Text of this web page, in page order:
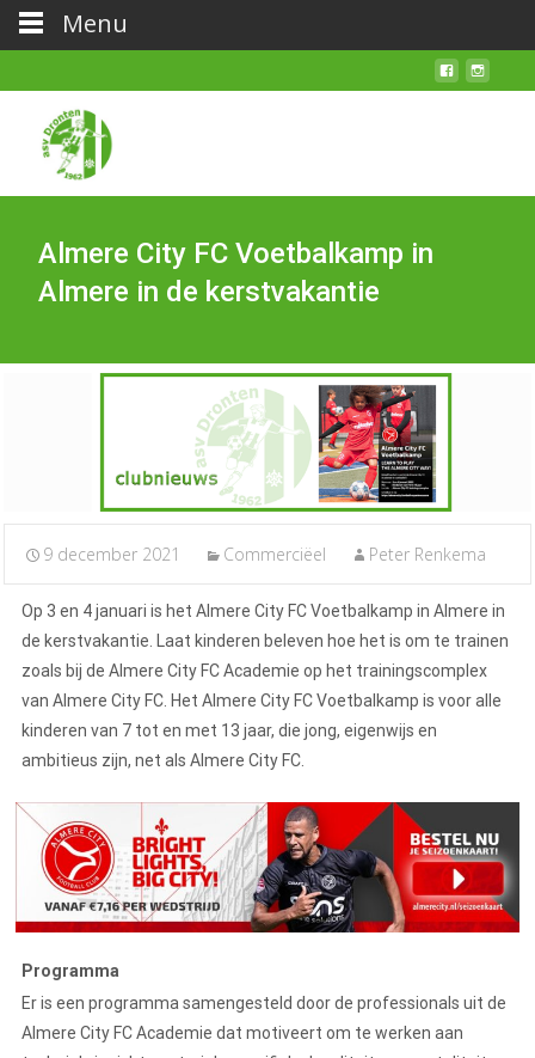
Almere City FC Voetbalkamp in
Almere in de kerstvakantie
9 december 2021 Commerciëel Peter Renkema
Op 3 en 4 januari is het Almere City FC Voetbalkamp in Almere in
de kerstvakantie. Laat kinderen beleven hoe het is om te trainen
zoals bij de Almere City FC Academie op het trainingscomplex
van Almere City FC. Het Almere City FC Voetbalkamp is voor alle
kinderen van 7 tot en met 13 jaar, die jong, eigenwijs en
ambitieus zijn, net als Almere City FC.
Programma
Er is een programma samengesteld door de professionals uit de
Almere City FC Academie dat motiveert om te werken aan
Menu